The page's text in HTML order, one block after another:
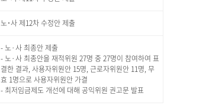
노･사 제12차 수정안 제출
- 노·사 최종안 제출
- 노·사 최종안을 재적위원 27명 중 27명이 참여하여 표
결한 결과, 사용자위원안 15명, 근로자위원안 11명, 무
효 1명으로 사용자위원안 가결
- 최저임금제도 개선에 대해 공익위원 권고문 발표